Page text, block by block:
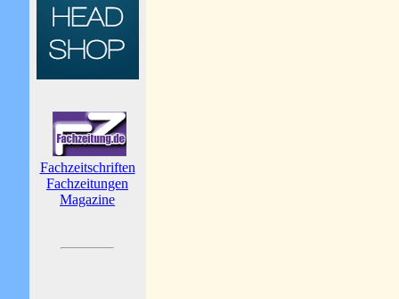
Fachzeitschriften
Fachzeitungen
Magazine